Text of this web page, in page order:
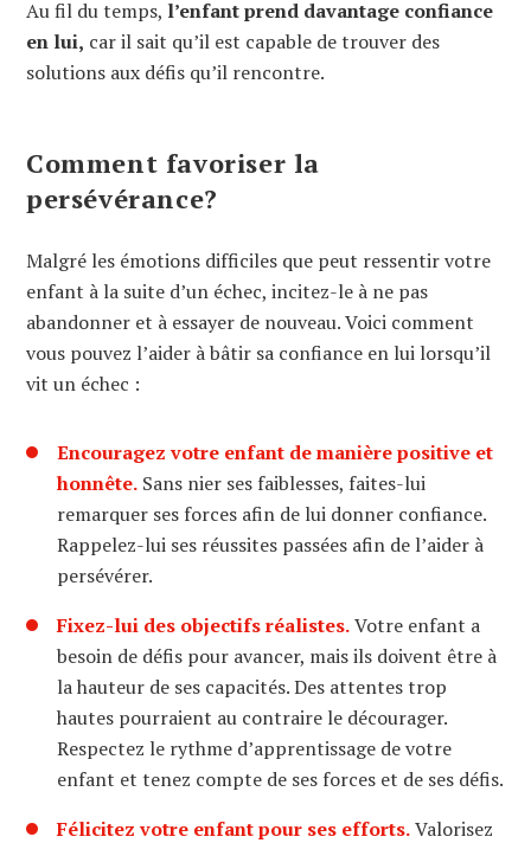
Au fil du temps, l’enfant prend davantage confiance
en lui, car il sait qu’il est capable de trouver des
solutions aux défis qu’il rencontre.
Comment favoriser la
persévérance?
Malgré les émotions difficiles que peut ressentir votre
enfant à la suite d’un échec, incitez-le à ne pas
abandonner et à essayer de nouveau. Voici comment
vous pouvez l’aider à bâtir sa confiance en lui lorsqu’il
vit un échec :
Encouragez votre enfant de manière positive et
honnête. Sans nier ses faiblesses, faites-lui
remarquer ses forces afin de lui donner confiance.
Rappelez-lui ses réussites passées afin de l’aider à
persévérer.
Fixez-lui des objectifs réalistes.Votre enfant a
besoin de défis pour avancer, mais ils doivent être à
la hauteur de ses capacités. Des attentes trop
hautes pourraient au contraire le décourager.
Respectez le rythme d’apprentissage de votre
enfant et tenez compte de ses forces et de ses défis.
Félicitez votre enfant pour ses efforts.Valorisez